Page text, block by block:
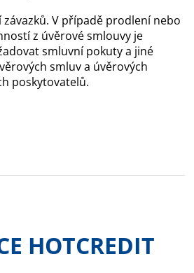
V případě prodlení nebo
z úvěrové smlouvy je
smluvní pokuty a jiné
smluv a úvěrových
poskytovatelů.
HOTCREDIT